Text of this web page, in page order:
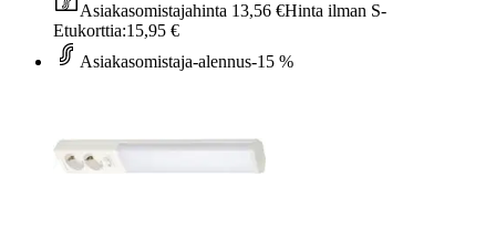
Asiakasomistajahinta 13,56 €Hinta ilman S-
Etukorttia:15,95 €
Asiakasomistaja-alennus-15 %